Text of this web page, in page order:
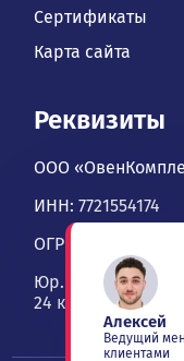
Сертификаты
Карта сайта
Реквизиты
ООО
ИНН: 7721554174
ОГРН:
Юр. адрес:
24 к. 2, офис 1101
Алексей
Ведущий
клиентами